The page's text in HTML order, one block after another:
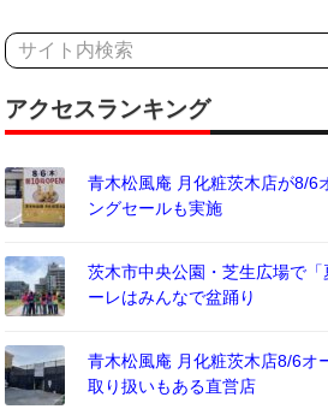
アクセスランキング
青木松風庵 月化粧茨木店が8/6
ングセールも実施
茨木市中央公園・芝生広場で
ーレはみんなで盆踊り
青木松風庵 月化粧茨木店8/6オ
取り扱いもある直営店